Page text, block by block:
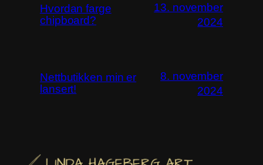
Hvordan farge
chipboard?
13. november
2024
Nettbutikken min er
lansert!
8. november
2024